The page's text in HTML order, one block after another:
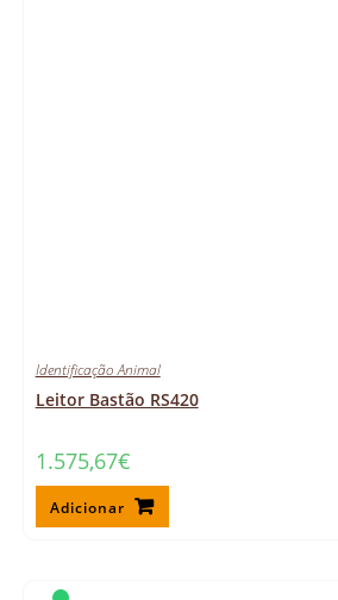
Identificação Animal
Leitor Bastão RS420
1.575,67€
Adicionar